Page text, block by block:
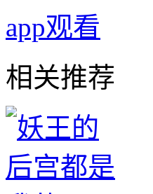
app观看
相关推荐